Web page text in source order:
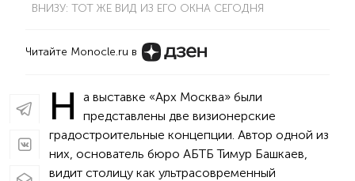
ВНИЗУ: ТОТ ЖЕ ВИД ИЗ ЕГО ОКНА СЕГОДНЯ
Читайте Monocle.ru в
Н
а выставке «Арх Москва» были
представлены две визионерские
градостроительные концепции. Автор одной из
них, основатель бюро АБТБ Тимур Башкаев,
видит столицу как ультрасовременный